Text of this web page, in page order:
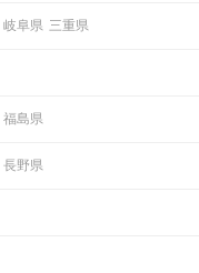
岐阜県 三重県
福島県
長野県